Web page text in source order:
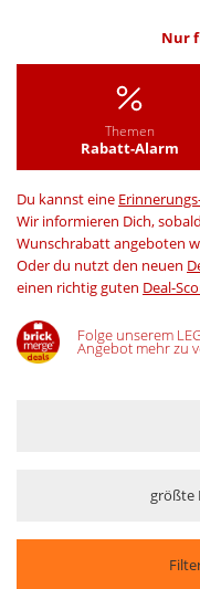
Nur
Themen
Rabatt-Alarm
Du kannst eine
Wir informieren Dich,
Wunschrabatt angeboten
Oder du nutzt den neuen
einen richtig guten Deal-
Folge unserem
Angebot mehr zu
größte